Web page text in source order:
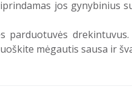
jos gynybinius
mėgautis sausa ir